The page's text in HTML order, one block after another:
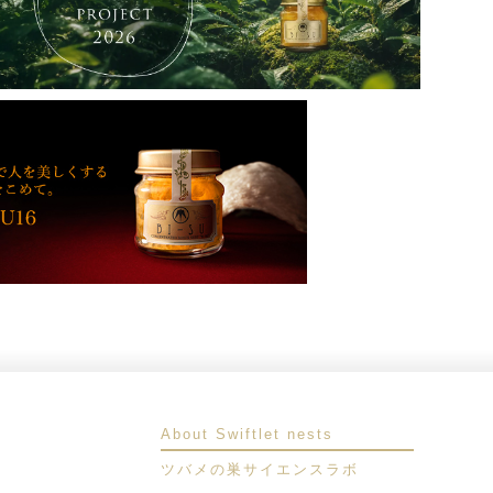
About Swiftlet nests
ツバメの巣サイエンスラボ